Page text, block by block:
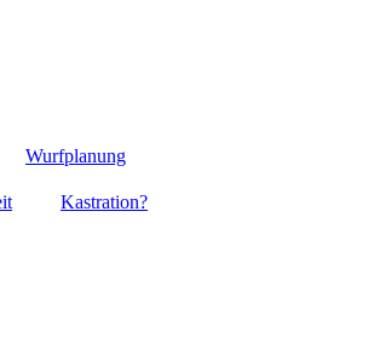
Wurfplanung
Kastration?